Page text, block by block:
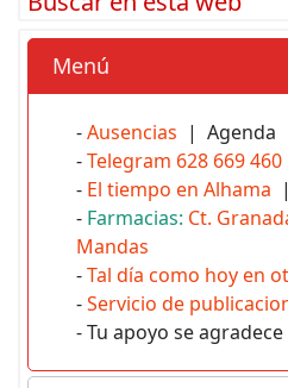
Menú
-Ausencias | Agenda
-Telegram 628 669 460
- El tiempo en Alhama |
- Farmacias: Ct.
Mandas
-Tal día como hoy en
-Servicio de
- Tu apoyo se